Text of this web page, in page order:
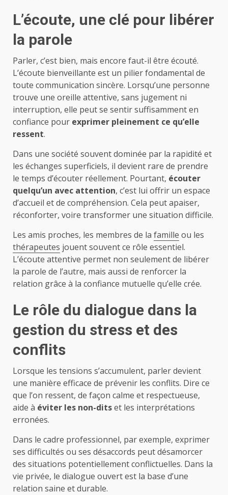
L’écoute, une clé pour libérer
la parole
Parler, c’est bien, mais encore faut-il être écouté.
L’écoute bienveillante est un pilier fondamental de
toute communication sincère. Lorsqu’une personne
trouve une oreille attentive, sans jugement ni
interruption, elle peut se sentir suffisamment en
confiance pour exprimer pleinement ce qu’elle
ressent.
Dans une société souvent dominée par la rapidité et
les échanges superficiels, il devient rare de prendre
le temps d’écouter réellement. Pourtant, écouter
quelqu’un avec attention, c’est lui offrir un espace
d’accueil et de compréhension. Cela peut apaiser,
réconforter, voire transformer une situation difficile.
Les amis proches, les membres de la famille ou les
thérapeutes jouent souvent ce rôle essentiel.
L’écoute attentive permet non seulement de libérer
la parole de l’autre, mais aussi de renforcer la
relation grâce à la confiance mutuelle qu’elle crée.
Le rôle du dialogue dans la
gestion du stress et des
conflits
Lorsque les tensions s’accumulent, parler devient
une manière efficace de prévenir les conflits. Dire ce
que l’on ressent, de façon calme et respectueuse,
aide à éviter les non-ditset les interprétations
erronées.
Dans le cadre professionnel, par exemple, exprimer
ses difficultés ou ses désaccords peut désamorcer
des situations potentiellement conflictuelles. Dans la
vie privée, le dialogue ouvert est la base d’une
relation saine et durable.